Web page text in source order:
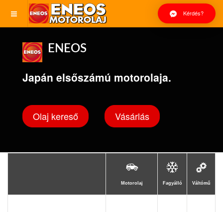
Kérdés?
ENEOS
Japán elsőszámú motorolaja.
Olaj kereső Vásárlás
Motorolaj Fagyálló Váltómű